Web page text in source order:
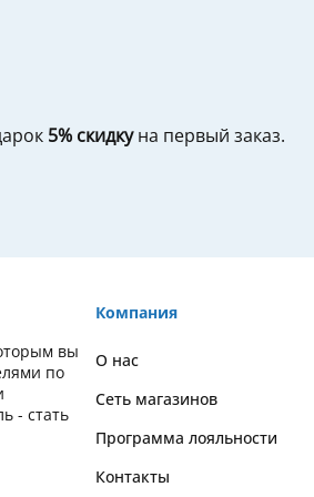
5% скидкуна первый заказ.
вы
по
- стать
Компания
О нас
Сеть магазинов
Программа лояльности
Контакты